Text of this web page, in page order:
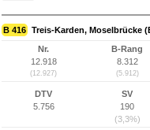
B 416 Treis-Karden, Moselbrücke
Nr.
12.918
(12.927)
B-Rang
8.312
(5.912)
DTV
5.756
SV
190
(3,3%)